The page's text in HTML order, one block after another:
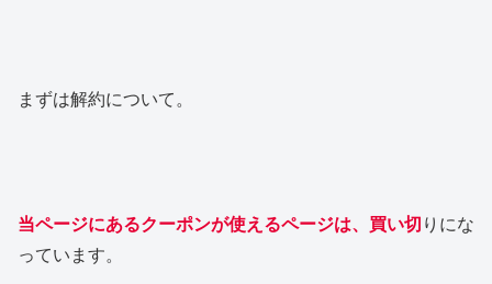
まずは解約について。
当ページにあるクーポンが使えるページは、買い切 りにな
っています。